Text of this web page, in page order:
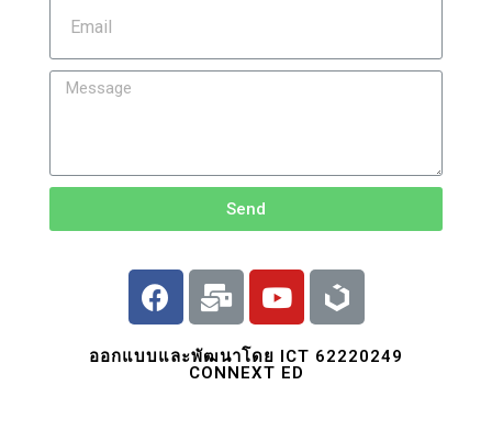
Send
ออกแบบและพัฒนาโดย ICT 62220249
CONNEXT ED